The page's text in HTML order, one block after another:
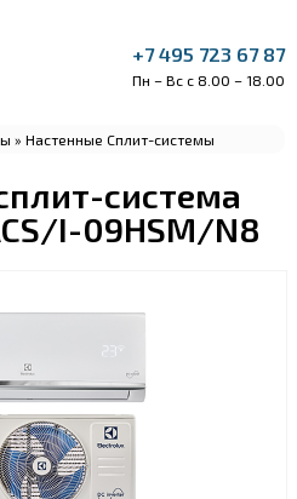
+7 495 723 67 87
Пн – Вс с 8.00 – 18.00
» Настенные Сплит-системы
система
I-09HSM/N8